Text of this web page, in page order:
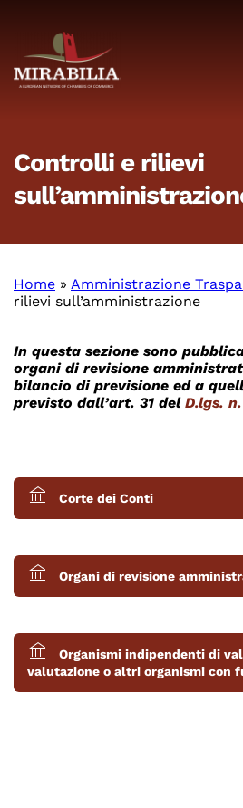
Controlli e rilievi
Home » Amministrazione
rilievi sull’amministrazione
In questa sezione sono
organi di revisione
bilancio di previsione ed a
previsto dall’art. 31 del D.lgs.
Corte dei Conti
Organi di revisione
Organismi indipendenti di
valutazione o altri organismi con